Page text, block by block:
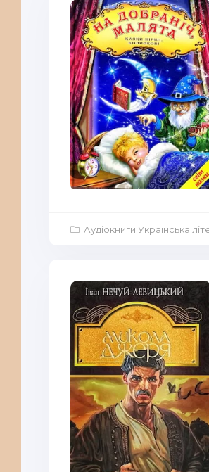
Аудіокниги Українська